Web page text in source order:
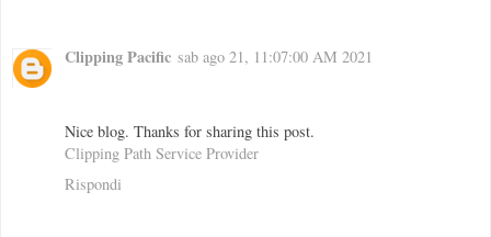
Clipping Pacific sab ago 21, 11:07:00 AM 2021
Nice blog. Thanks for sharing this post.
Clipping Path Service Provider
Rispondi